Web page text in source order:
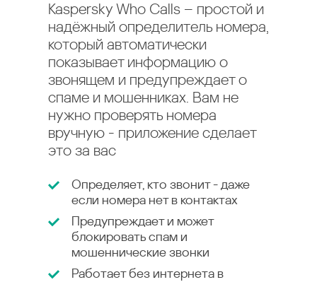
Kaspersky Who Calls – простой и
надёжный определитель номера,
который автоматически
показывает информацию о
звонящем и предупреждает о
спаме и мошенниках. Вам не
нужно проверять номера
вручную - приложение сделает
это за вас
Определяет, кто звонит - даже
если номера нет в контактах
Предупреждает и может
блокировать спам и
мошеннические звонки
Работает без интернета в